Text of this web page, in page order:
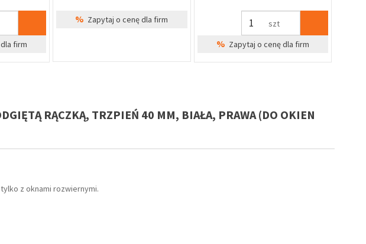
firm
% Zapytaj o cenę dla firm szt
% Zapytaj o cenę dla firm
RĄCZKĄ, TRZPIEŃ 40 MM, BIAŁA, PRAWA (DO OKIEN
z oknami rozwiernymi.